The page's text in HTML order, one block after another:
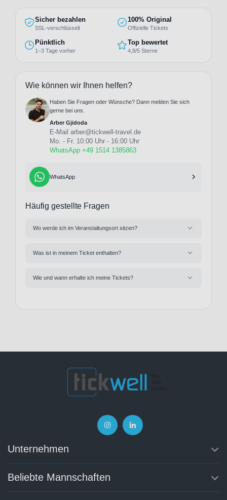
Sicher bezahlen
SSL-verschlüsselt
100% Original
Offizielle Tickets
Pünktlich
1–3 Tage vorher
Top bewertet
4,8/5 Sterne
Wie können wir Ihnen helfen?
Haben Sie Fragen oder Wünsche? Dann melden Sie sich
gerne bei uns.
Arber Gjidoda
E-Mail arber@tickwell-travel.de
Mo. - Fr. 10:00 Uhr - 16:00 Uhr
WhatsApp +49 1514 1385863
WhatsApp
Häufig gestellte Fragen
Wo werde ich im Veranstaltungsort sitzen?
Was ist in meinem Ticket enthalten?
Wie und wann erhalte ich meine Tickets?
Unternehmen
Beliebte Mannschaften